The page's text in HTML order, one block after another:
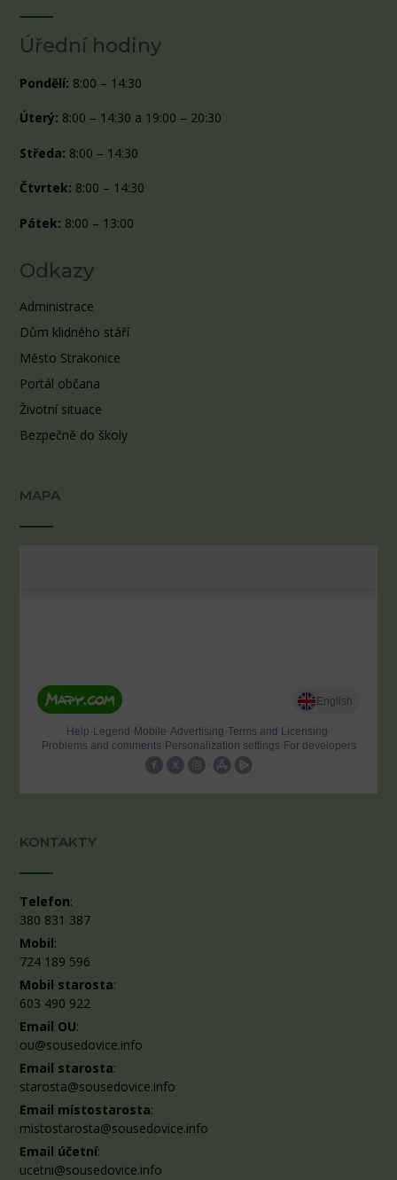
Úřední hodiny
Pondělí: 8:00 – 14:30
Úterý: 8:00 – 14:30 a 19:00 – 20:30
Středa: 8:00 – 14:30
Čtvrtek: 8:00 – 14:30
Pátek: 8:00 – 13:00
Odkazy
Administrace
Dům klidného stáří
Město Strakonice
Portál občana
Životní situace
Bezpečně do školy
MAPA
KONTAKTY
Telefon:
380 831 387
Mobil:
724 189 596
Mobil starosta:
603 490 922
Email OU:
ou@sousedovice.info
Email starosta:
starosta@sousedovice.info
Email místostarosta:
mistostarosta@sousedovice.info
Email účetní:
ucetni@sousedovice.info